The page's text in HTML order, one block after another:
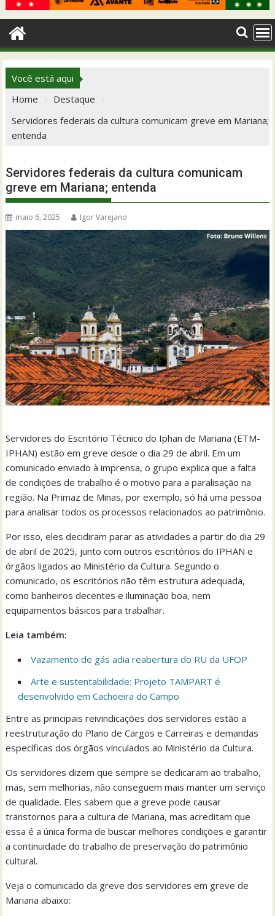
Você está aqui
Home
Destaque
Servidores federais da cultura comunicam greve em Mariana;
entenda
Servidores federais da cultura comunicam
greve em Mariana; entenda
maio 6, 2025 Igor Varejano
Servidores do Escritório Técnico do Iphan de Mariana (ETM-
IPHAN) estão em greve desde o dia 29 de abril. Em um
comunicado enviado à imprensa, o grupo explica que a falta
de condições de trabalho é o motivo para a paralisação na
região. Na Primaz de Minas, por exemplo, só há uma pessoa
para analisar todos os processos relacionados ao patrimônio.
Por isso, eles decidiram parar as atividades a partir do dia 29
de abril de 2025, junto com outros escritórios do IPHAN e
órgãos ligados ao Ministério da Cultura. Segundo o
comunicado, os escritórios não têm estrutura adequada,
como banheiros decentes e iluminação boa, nem
equipamentos básicos para trabalhar.
Leia também:
Vazamento de gás adia reabertura do RU da UFOP
Arte e sustentabilidade: Projeto TAMPART é
desenvolvido em Cachoeira do Campo
Entre as principais reivindicações dos servidores estão a
reestruturação do Plano de Cargos e Carreiras e demandas
específicas dos órgãos vinculados ao Ministério da Cultura.
Os servidores dizem que sempre se dedicaram ao trabalho,
mas, sem melhorias, não conseguem mais manter um serviço
de qualidade. Eles sabem que a greve pode causar
transtornos para a cultura de Mariana, mas acreditam que
essa é a única forma de buscar melhores condições e garantir
a continuidade do trabalho de preservação do patrimônio
cultural.
Veja o comunicado da greve dos servidores em greve de
Mariana abaixo: